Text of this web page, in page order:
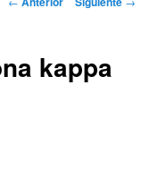
kappa